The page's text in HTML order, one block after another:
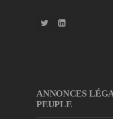
ANNONCES
PEUPLE